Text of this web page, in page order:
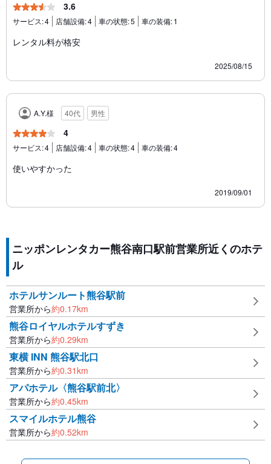
3.6
サービス:4 店舗設備:4 車の状態:5 車の装備:1
レンタル料が格安
2025/08/15
A.Y.様 40代 男性
4
サービス:4 店舗設備:4 車の状態:4 車の装備:4
使いやすかった
2019/09/01
ニッポンレンタカー熊谷南口駅前営業所近くのホテ
ル
ホテルサンルート熊谷駅前
営業所から約0.17km
熊谷ロイヤルホテルすずき
営業所から約0.29km
東横 INN 熊谷駅北口
営業所から約0.31km
アパホテル〈熊谷駅前北〉
営業所から約0.45km
スマイルホテル熊谷
営業所から約0.52km